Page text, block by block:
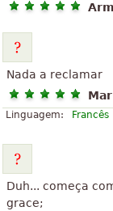
Nada a reclamar
Mar
Linguagem: Francês
Duh... começa
grace;